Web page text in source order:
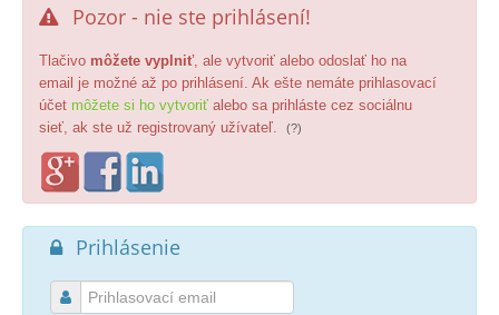
 Pozor - nie ste prihlásení!
Tlačivo môžete vyplniť, ale vytvoriť alebo odoslať ho na
email je možné až po prihlásení. Ak ešte nemáte prihlasovací
účet môžete si ho vytvoriť alebo sa prihláste cez sociálnu
sieť, ak ste už registrovaný užívateľ.
(?)
 Prihlásenie
